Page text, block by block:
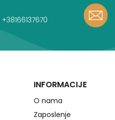
+38166137670
INFORMACIJE
O nama
Zaposlenje